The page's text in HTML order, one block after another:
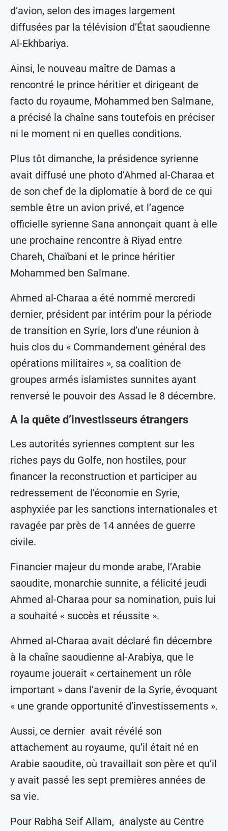
d’avion, selon des images largement
diffusées par la télévision d’État saoudienne
Al-Ekhbariya.
Ainsi, le nouveau maître de Damas a
rencontré le prince héritier et dirigeant de
facto du royaume, Mohammed ben Salmane,
a précisé la chaîne sans toutefois en préciser
ni le moment ni en quelles conditions.
Plus tôt dimanche, la présidence syrienne
avait diffusé une photo d’Ahmed al-Charaa et
de son chef de la diplomatie à bord de ce qui
semble être un avion privé, et l’agence
officielle syrienne Sana annonçait quant à elle
une prochaine rencontre à Riyad entre
Chareh, Chaïbani et le prince héritier
Mohammed ben Salmane.
Ahmed al-Charaa a été nommé mercredi
dernier, président par intérim pour la période
de transition en Syrie, lors d’une réunion à
huis clos du « Commandement général des
opérations militaires », sa coalition de
groupes armés islamistes sunnites ayant
renversé le pouvoir des Assad le 8 décembre.
A la quête d’investisseurs étrangers
Les autorités syriennes comptent sur les
riches pays du Golfe, non hostiles, pour
financer la reconstruction et participer au
redressement de l’économie en Syrie,
asphyxiée par les sanctions internationales et
ravagée par près de 14 années de guerre
civile.
Financier majeur du monde arabe, l’Arabie
saoudite, monarchie sunnite, a félicité jeudi
Ahmed al-Charaa pour sa nomination, puis lui
a souhaité « succès et réussite ».
Ahmed al-Charaa avait déclaré fin décembre
à la chaîne saoudienne al-Arabiya, que le
royaume jouerait « certainement un rôle
important » dans l’avenir de la Syrie, évoquant
« une grande opportunité d’investissements ».
Aussi, ce dernier avait révélé son
attachement au royaume, qu’il était né en
Arabie saoudite, où travaillait son père et qu’il
y avait passé les sept premières années de
sa vie.
Pour Rabha Seif Allam, analyste au Centre